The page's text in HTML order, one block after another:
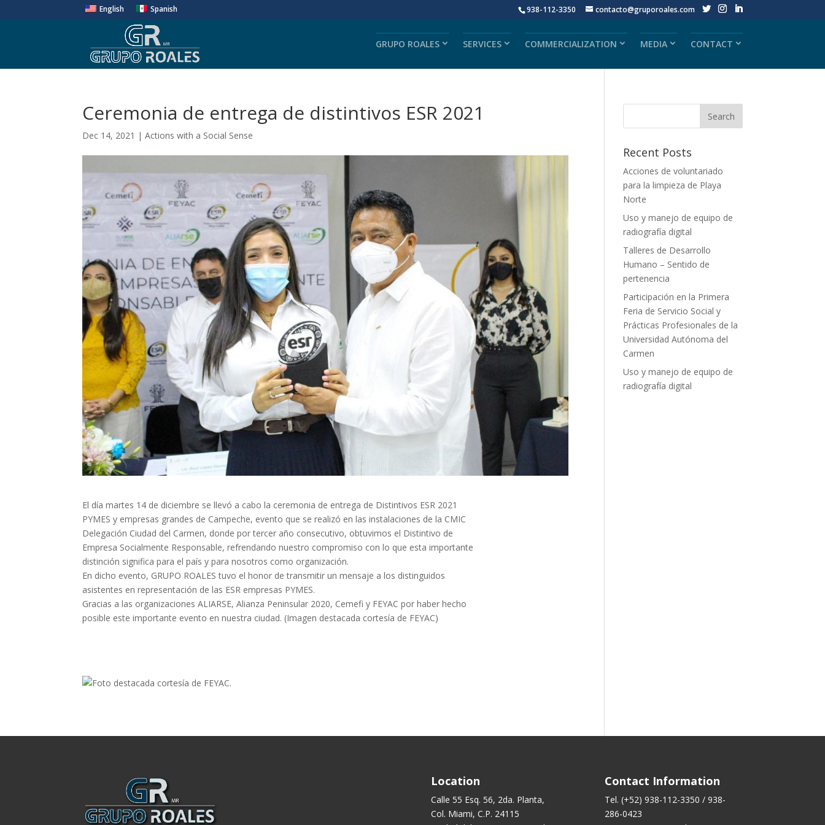
938-112-3350 contacto@gruporoales.com
English Spanish
GRUPO ROALES SERVICES COMMERCIALIZATION MEDIA CONTACT
Ceremonia de entrega de distintivos ESR 2021
Dec 14, 2021 |Actions with a Social Sense
El día martes 14 de diciembre se llevó a cabo la ceremonia de entrega de Distintivos ESR 2021
PYMES y empresas grandes de Campeche, evento que se realizó en las instalaciones de la CMIC
Delegación Ciudad del Carmen, donde por tercer año consecutivo, obtuvimos el Distintivo de
Empresa Socialmente Responsable, refrendando nuestro compromiso con lo que esta importante
distinción significa para el país y para nosotros como organización.
En dicho evento, GRUPO ROALES tuvo el honor de transmitir un mensaje a los distinguidos
asistentes en representación de las ESR empresas PYMES.
Gracias a las organizaciones ALIARSE, Alianza Peninsular 2020, Cemefi y FEYAC por haber hecho
posible este importante evento en nuestra ciudad. (Imagen destacada cortesía de FEYAC)
Recent Posts
Acciones de voluntariado
para la limpieza de Playa
Norte
Uso y manejo de equipo de
radiografía digital
Talleres de Desarrollo
Humano – Sentido de
pertenencia
Participación en la Primera
Feria de Servicio Social y
Prácticas Profesionales de la
Universidad Autónoma del
Carmen
Uso y manejo de equipo de
radiografía digital
Location
Calle 55 Esq. 56, 2da. Planta,
Col. Miami, C.P. 24115
Contact Information
Tel. (+52) 938-112-3350 / 938-
286-0423